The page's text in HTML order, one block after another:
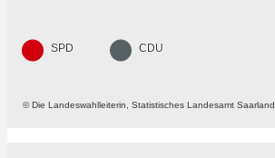
© Die Landeswahlleiterin, Statistisches Landesamt Saarland
SPD CDU